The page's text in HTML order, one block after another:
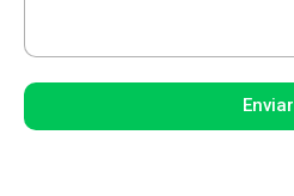
Enviar